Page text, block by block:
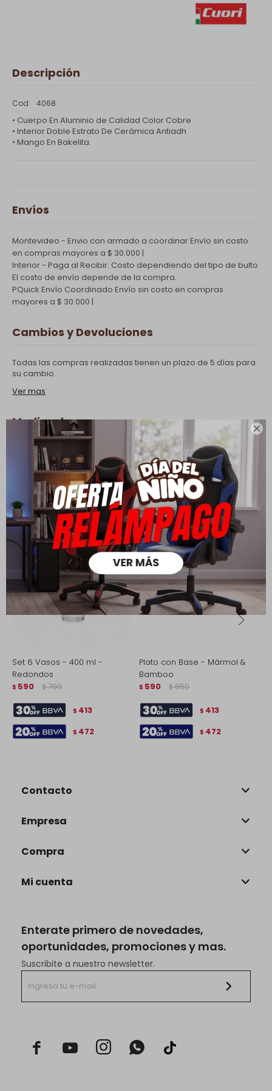

Descripción
4068
• Cuerpo En Aluminio de Calidad Color Cobre
• Interior Doble Estrato De Cerámica Antiadh
• Mango En Bakelita.
Envíos
Montevideo - Envio con armado a coordinarEnvío sin costo
en compras mayores a $ 30.000 |
Interior - Paga al Recibir: Costo dependiendo del tipo de bulto
El costo de envío depende de la compra.
PQuick Envío Coordinado Envío sin costo en compras
mayores a $ 30.000 |
Cambios y Devoluciones
Todas las compras realizadas tienen un plazo de 5 días para
su cambio.
Ver mas
Medios de pago
Productos que te pueden interesar
Set 6 Vasos - 400 ml -
Redondos
$ 590 $ 790
$ 413
$ 472
Plato con Base - Mármol &
Bamboo
$ 590 $ 850
$ 413
$ 472
Enterate primero de novedades,
oportunidades, promociones y mas.
Suscribite a nuestro newsletter.
  
Contacto
Empresa
Compra
Mi cuenta